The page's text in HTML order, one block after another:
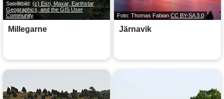
Satellitbild: (c) Esri, Maxar, Earthstar
Geographics, and the GIS User
Community
Millegarne
Foto: Thomas Fabian CC BY-SA 3.0
Järnavik